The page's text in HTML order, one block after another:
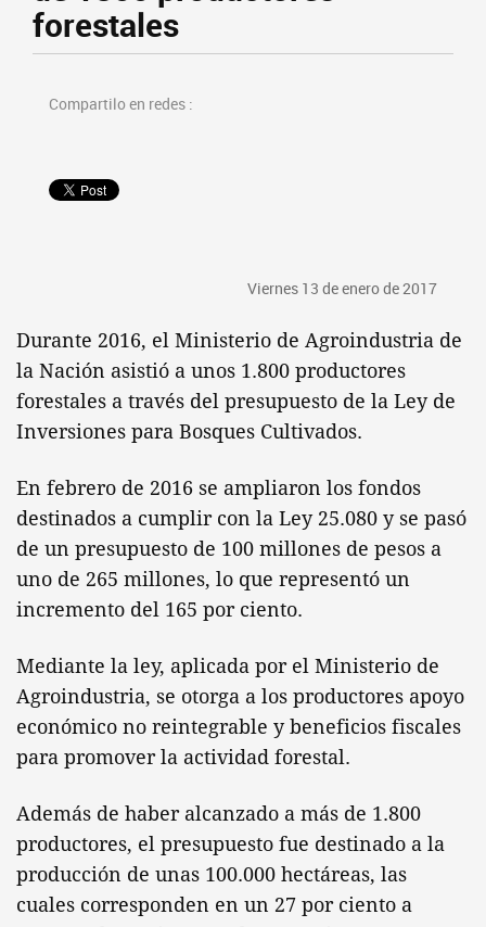
forestales
Compartilo en redes :
Viernes 13 de enero de 2017
Durante 2016, el Ministerio de Agroindustria de
la Nación asistió a unos 1.800 productores
forestales a través del presupuesto de la Ley de
Inversiones para Bosques Cultivados.
En febrero de 2016 se ampliaron los fondos
destinados a cumplir con la Ley 25.080 y se pasó
de un presupuesto de 100 millones de pesos a
uno de 265 millones, lo que representó un
incremento del 165 por ciento.
Mediante la ley, aplicada por el Ministerio de
Agroindustria, se otorga a los productores apoyo
económico no reintegrable y beneficios fiscales
para promover la actividad forestal.
Además de haber alcanzado a más de 1.800
productores, el presupuesto fue destinado a la
producción de unas 100.000 hectáreas, las
cuales corresponden en un 27 por ciento a